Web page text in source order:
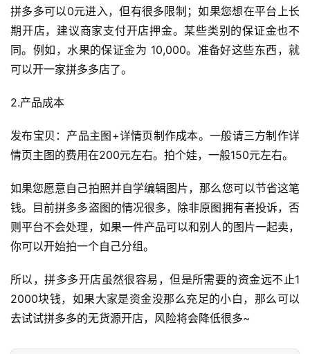
拼多多可以0元进入，但有很多限制；如果您想在平台上长
期开店，建议商家支付开店押金。某些类别的保证金也不
同。例如，水果的保证金为 10,000。准备好这些东西，就
可以开一家拼多多店了。
2.产品成本
发布宝贝：产品主图+详情页制作成本。一般请三方制作详
情页主图的费用在200元左右。拍个娃，一般150元左右。
如果您愿意自己拍照并自学编辑图片，那么您可以节省这笔
钱。目前拼多多盗图的情况很多，除非原图拥有者投诉，否
则平台不会处理，如果一件产品可以和别人的图片一起卖，
你可以开始拍一个自己分组。
所以，拼多多开店虽然很容易，但是所需要的资金远不止1
2000块钱，如果大家是资金没那么充足的小白，那么可以
去试试拼多多的无货源开店，风险将会降低很多~